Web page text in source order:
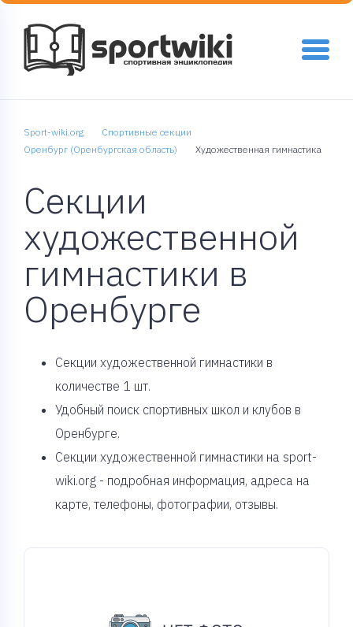
Sport-wiki.org
Спортивные секции
Оренбург (Оренбургская область)
Художественная гимнастика
Секции
художественной
гимнастики в
Оренбурге
Cекции художественной гимнастики в
количестве 1 шт.
Удобный поиск спортивных школ и клубов в
Оренбурге.
Секции художественной гимнастики на sport-
wiki.org - подробная информация, адреса на
карте, телефоны, фотографии, отзывы.